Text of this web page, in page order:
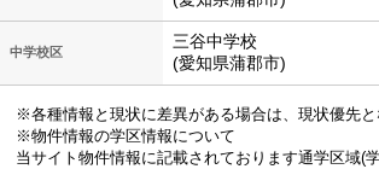
中学校区
三谷中学校
(愛知県蒲郡市)
※各種情報と現状に差異がある場合は、現状優先と
※物件情報の学区情報について
当サイト物件情報に記載されております通学区域(